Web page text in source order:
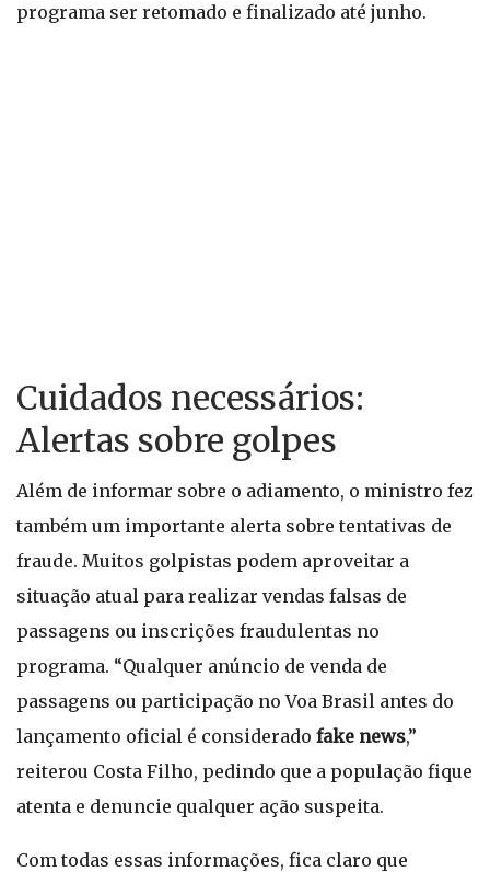
programa ser retomado e finalizado até junho.
Cuidados necessários:
Alertas sobre golpes
Além de informar sobre o adiamento, o ministro fez
também um importante alerta sobre tentativas de
fraude. Muitos golpistas podem aproveitar a
situação atual para realizar vendas falsas de
passagens ou inscrições fraudulentas no
programa. “Qualquer anúncio de venda de
passagens ou participação no Voa Brasil antes do
lançamento oficial é considerado fake news,”
reiterou Costa Filho, pedindo que a população fique
atenta e denuncie qualquer ação suspeita.
Com todas essas informações, fica claro que